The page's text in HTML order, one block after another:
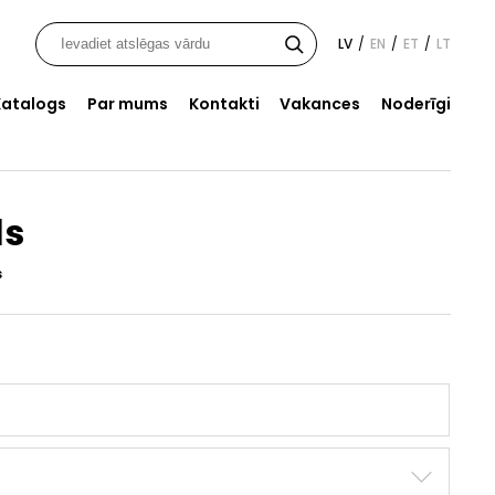
Par mums Kontakti Vakances Noderīgi
LV / EN / ET / LT